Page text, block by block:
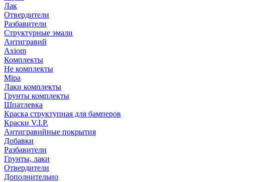
Лак
Отвердители
Разбавители
Структурные эмали
Антигравий
Axiom
Комплекты
Не комплекты
Mipa
Лаки комплекты
Грунты комплекты
Шпатлевка
Краска структупная для бамперов
Краски V.I.P.
Антигравийные покрытия
Добавки
Разбавители
Грунты, лаки
Отвердители
Дополнительно